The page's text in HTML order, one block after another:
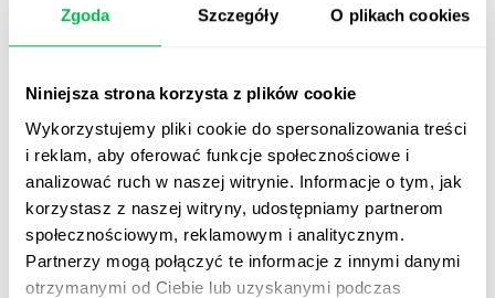
Zgoda Szczegóły O plikach cookies
Niniejsza strona korzysta z plików cookie
Wykorzystujemy pliki cookie do spersonalizowania treści
i reklam, aby oferować funkcje społecznościowe i
analizować ruch w naszej witrynie. Informacje o tym, jak
korzystasz z naszej witryny, udostępniamy partnerom
społecznościowym, reklamowym i analitycznym.
Partnerzy mogą połączyć te informacje z innymi danymi
otrzymanymi od Ciebie lub uzyskanymi podczas
aktualne wakaty uszeregowane według pilności.
Szablony dashboardów HR
Dashboardy HR dostosowuje się do specyficznych
potrzeb każdej firmy. Istnieją jednak powtarzalne
szablony, a do najczęściej spotykanych należą:
wydajność pracowników, rozwój pracowników oraz
budżetowanie pracowników.